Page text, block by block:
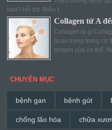
nào? Hỗ trợ Điều t...
Collagen từ A
Collagen là gì
quan trọng trong cơ
protein của cơ thể.
CHUYÊN MỤC
bệnh gan bệnh gút
chống lão hóa chữa